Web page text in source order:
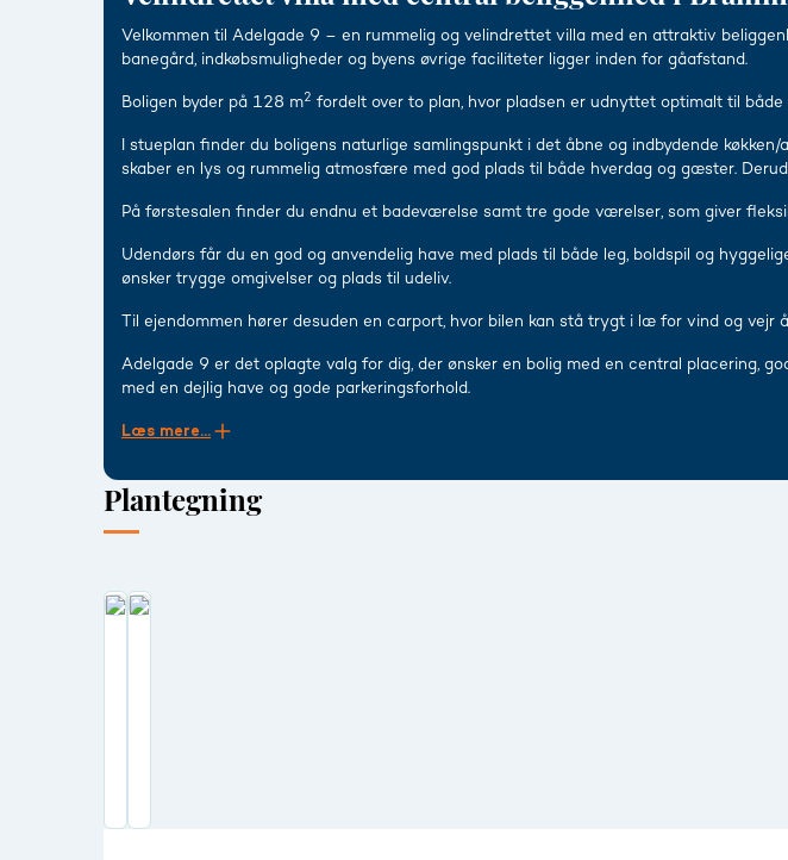
Velkommen til Adelgade 9 – en rummelig og velindrettet villa med en attraktiv
banegård, indkøbsmuligheder og byens øvrige faciliteter ligger inden for gåafstand.
Boligen byder på 128 m2 fordelt over to plan, hvor pladsen er udnyttet optimalt til både
I stueplan finder du boligens naturlige samlingspunkt i det åbne og indbydende
skaber en lys og rummelig atmosfære med god plads til både hverdag og gæster.
På førstesalen finder du endnu et badeværelse samt tre gode værelser, som giver
Udendørs får du en god og anvendelig have med plads til både leg, boldspil og
ønsker trygge omgivelser og plads til udeliv.
Til ejendommen hører desuden en carport, hvor bilen kan stå trygt i læ for vind og vejr
Adelgade 9 er det oplagte valg for dig, der ønsker en bolig med en central placering,
med en dejlig have og gode parkeringsforhold.
Læs mere...
Plantegning